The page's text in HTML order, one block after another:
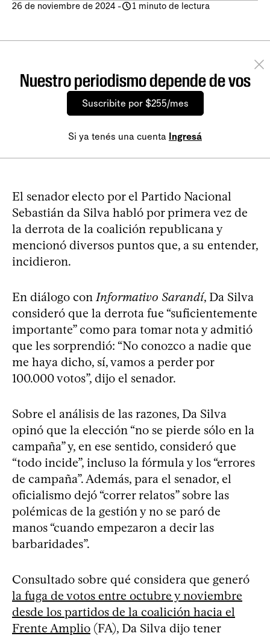
26 de noviembre de 2024 - 1 minuto de lectura
Nuestro periodismo depende de vos
Suscribite por $255/mes
Si ya tenés una cuenta Ingresá
El senador electo por el Partido Nacional
Sebastián da Silva habló por primera vez de
la derrota de la coalición republicana y
mencionó diversos puntos que, a su entender,
incidieron.
En diálogo con Informativo Sarandí, Da Silva
consideró que la derrota fue “suficientemente
importante” como para tomar nota y admitió
que les sorprendió: “No conozco a nadie que
me haya dicho, sí, vamos a perder por
100.000 votos”, dijo el senador.
Sobre el análisis de las razones, Da Silva
opinó que la elección “no se pierde sólo en la
campaña” y, en ese sentido, consideró que
“todo incide”, incluso la fórmula y los “errores
de campaña”. Además, para el senador, el
oficialismo dejó “correr relatos” sobre las
polémicas de la gestión y no se paró de
manos “cuando empezaron a decir las
barbaridades”.
Consultado sobre qué considera que generó
la fuga de votos entre octubre y noviembre
desde los partidos de la coalición hacia el
Frente Amplio (FA), Da Silva dijo tener